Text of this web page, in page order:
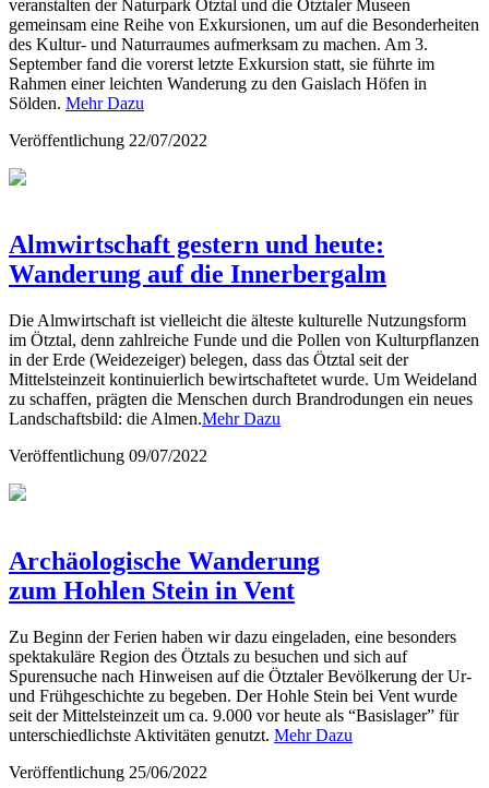
veranstalten der Naturpark Ötztal und die Ötztaler Museen
gemeinsam eine Reihe von Exkursionen, um auf die Besonderheiten
des Kultur- und Naturraumes aufmerksam zu machen. Am 3.
September fand die vorerst letzte Exkursion statt, sie führte im
Rahmen einer leichten Wanderung zu den Gaislach Höfen in
Sölden. Mehr Dazu
Veröffentlichung 22/07/2022
Almwirtschaft gestern und heute:
Wanderung auf die Innerbergalm
Die Almwirtschaft ist vielleicht die älteste kulturelle Nutzungsform
im Ötztal, denn zahlreiche Funde und die Pollen von Kulturpflanzen
in der Erde (Weidezeiger) belegen, dass das Ötztal seit der
Mittelsteinzeit kontinuierlich bewirtschaftetet wurde. Um Weideland
zu schaffen, prägten die Menschen durch Brandrodungen ein neues
Landschaftsbild: die Almen.Mehr Dazu
Veröffentlichung 09/07/2022
Archäologische Wanderung
zum Hohlen Stein in Vent
Zu Beginn der Ferien haben wir dazu eingeladen, eine besonders
spektakuläre Region des Ötztals zu besuchen und sich auf
Spurensuche nach Hinweisen auf die Ötztaler Bevölkerung der Ur-
und Frühgeschichte zu begeben. Der Hohle Stein bei Vent wurde
seit der Mittelsteinzeit um ca. 9.000 vor heute als “Basislager” für
unterschiedlichste Aktivitäten genutzt. Mehr Dazu
Veröffentlichung 25/06/2022